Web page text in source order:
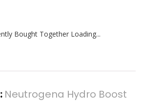
Bought Together Loading...
Neutrogena Hydro Boost